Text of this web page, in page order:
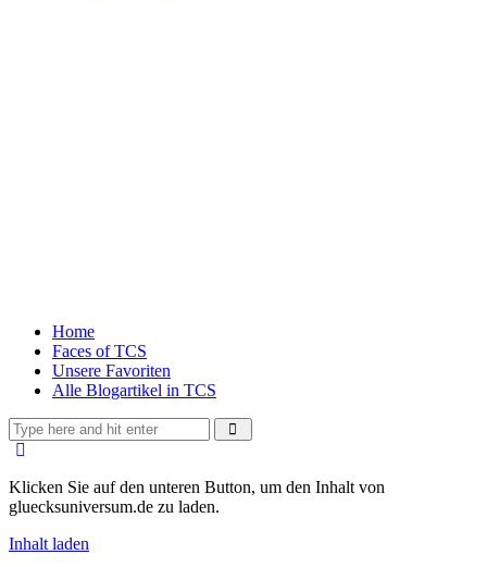
Home
Faces of TCS
Unsere Favoriten
Alle Blogartikel in TCS
Klicken Sie auf den unteren Button, um den Inhalt von
gluecksuniversum.de zu laden.
Inhalt laden